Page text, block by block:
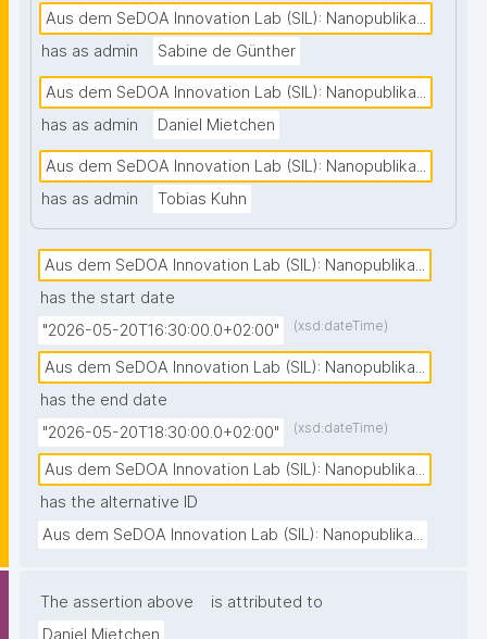
gemeinsame Erproben, Weiterentwickeln und
Evaluieren innovativer Ansätze zur Förderung von
des SIL gehören sowohl die Beobachtung zentraler
Entwicklungen im wissenschaftlichen
Publikationswesen als auch die Pilotierung
vielversprechender Modelle aus dem Bereich
Diamond Open Access.<br /><br />
Im Hands-on Lab erhalten die Teilnehmenden neben
einem Überblick über die Aktivitäten des SIL auch
eine praxisorientierte Einführung in
Nanopublikationen. In der modernen Bibliotheks- und
Forschungsdatenlandschaft stellt das Kuratieren von
Metadaten und Forschungsdaten einen
kontinuierlichen Prozess dar, an dem zahlreiche
Personen und technische Systeme beteiligt sind.
Diese Kuratierungsprozesse bleiben jedoch häufig
sowie die Einschätzung von Aufwand und Nutzen
vielversprechenden Ansatz: Sie ermöglichen es,
kleinste wissenschaftliche Aussagen oder
Aus dem SeDOA Innovation Lab (SIL): Nanopublika...
has as admin
Sabine de Günther
Aus dem SeDOA Innovation Lab (SIL): Nanopublika...
has as admin
Daniel Mietchen
Aus dem SeDOA Innovation Lab (SIL): Nanopublika...
has as admin
Tobias Kuhn
Aus dem SeDOA Innovation Lab (SIL): Nanopublika...
has the start date
"2026-05-20T16:30:00.0+02:00"
(xsd:dateTime)
Aus dem SeDOA Innovation Lab (SIL): Nanopublika...
has the end date
"2026-05-20T18:30:00.0+02:00"
(xsd:dateTime)
Aus dem SeDOA Innovation Lab (SIL): Nanopublika...
has the alternative ID
Aus dem SeDOA Innovation Lab (SIL): Nanopublika...
The assertion above
is attributed to